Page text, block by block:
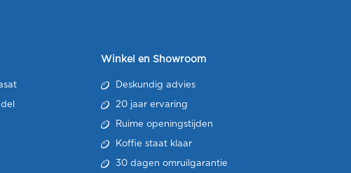
Winkel en Showroom
Deskundig advies
20 jaar ervaring
Ruime openingstijden
Koffie staat klaar
30 dagen omruilgarantie